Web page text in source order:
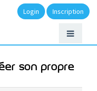
Login Inscription
son propre